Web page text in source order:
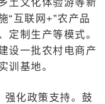
土文化体验游等新
“互联网+”农产品
定制生产等模式。
设一批农村电商产
训基地。
强化政策支持。鼓